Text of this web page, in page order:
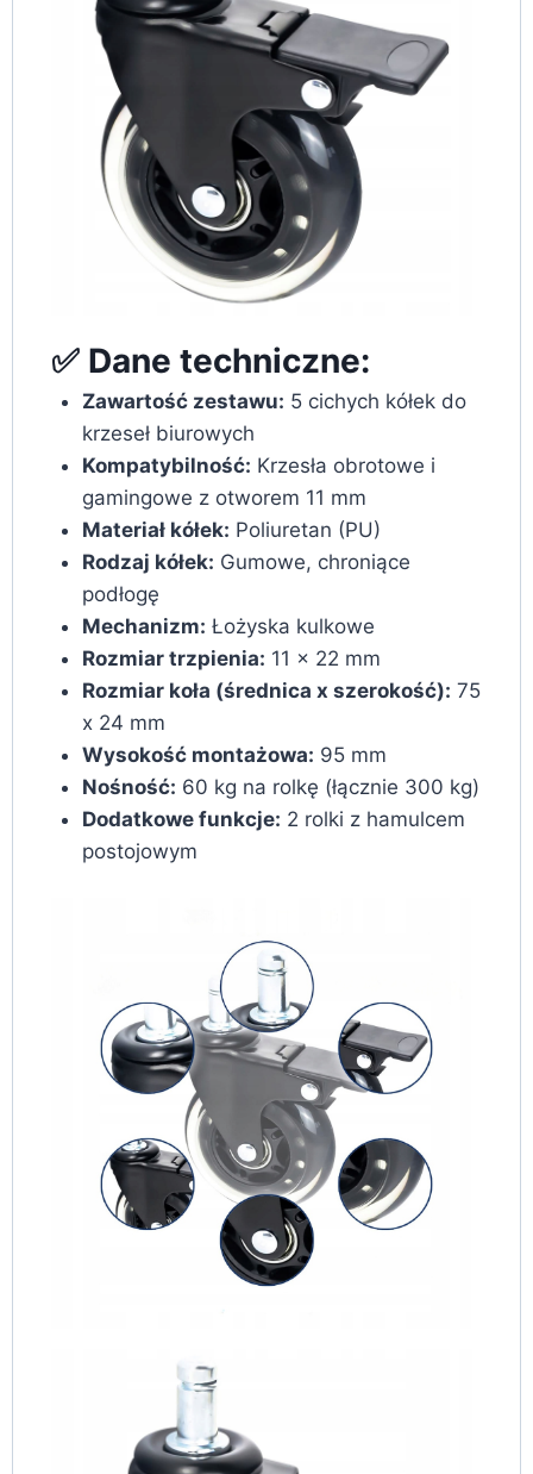
✅ Dane techniczne:
Zawartość zestawu: 5 cichych kółek do
krzeseł biurowych
Kompatybilność: Krzesła obrotowe i
gamingowe z otworem 11 mm
Materiał kółek: Poliuretan (PU)
Rodzaj kółek: Gumowe, chroniące
podłogę
Mechanizm: Łożyska kulkowe
Rozmiar trzpienia: 11 x 22 mm
Rozmiar koła (średnica x szerokość): 75
x 24 mm
Wysokość montażowa: 95 mm
Nośność: 60 kg na rolkę (łącznie 300 kg)
Dodatkowe funkcje: 2 rolki z hamulcem
postojowym